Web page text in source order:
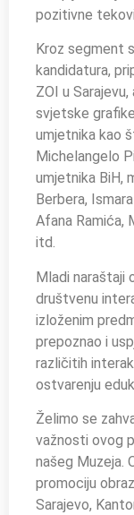
pozitivne
Kroz segment
kandidatura,
ZOI u
svjetske
umjetnika kao
Michelangelo
umjetnika BiH,
Berbera,
Afana Ramića,
itd.
Mladi naraštaji
društvenu
izloženim
prepoznao i
različitih
ostvarenju
Želimo se
važnosti ovog
našeg Muzeja.
promociju
Sarajevo,